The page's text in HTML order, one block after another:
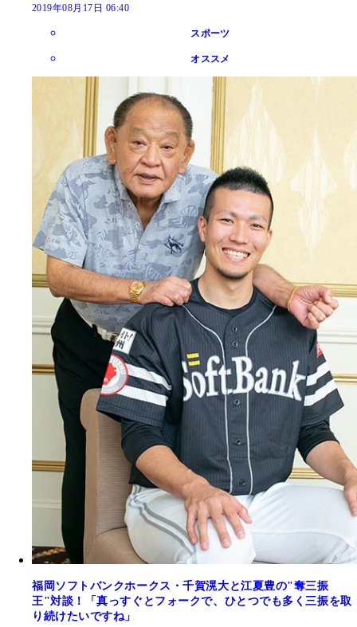
2019年08月17日 06:40
スポーツ
オススメ
福岡ソフトバンクホークス・千賀滉大と江夏豊の"奪三振
王"対談！「真っすぐとフォークで、ひとつでも多く三振を取
り続けたいですね」